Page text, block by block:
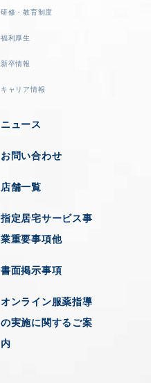
研修・教育制度
福利厚生
新卒情報
キャリア情報
ニュース
お問い合わせ
店舗一覧
指定居宅サービス事
業重要事項他
書面掲示事項
オンライン服薬指導
の実施に関するご案
内